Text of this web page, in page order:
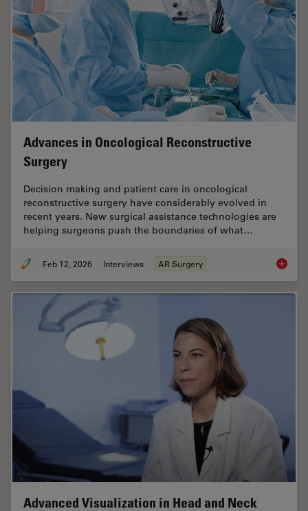
Advances in Oncological Reconstructive
Surgery
Decision making and patient care in oncological
reconstructive surgery have considerably evolved in
recent years. New surgical assistance technologies are
helping surgeons push the boundaries of what…
Feb 12, 2026 Interviews AR Surgery
Advanced Visualization in Head and Neck